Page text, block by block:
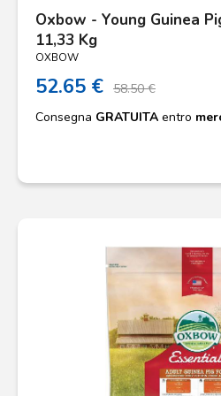
Oxbow - Young Guinea
11,33 Kg
OXBOW
52.65 € 58.50 €
Consegna GRATUITA entro